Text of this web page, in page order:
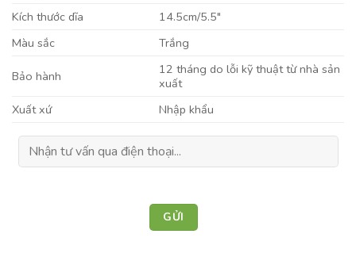
Kích thước dĩa
14.5cm/5.5″
Màu sắc
Trắng
Bảo hành
12 tháng do lỗi kỹ thuật từ nhà sản
xuất
Xuất xứ
Nhập khẩu